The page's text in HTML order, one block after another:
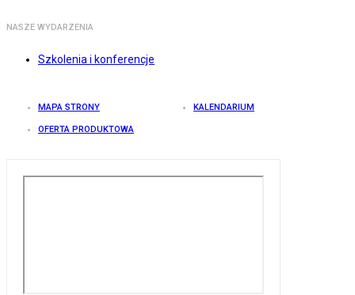
NASZE WYDARZENIA
Szkolenia i konferencje
MAPA STRONY KALENDARIUM
OFERTA PRODUKTOWA